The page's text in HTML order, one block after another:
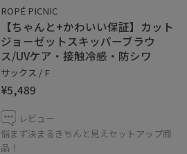
ROPÉ PICNIC
【ちゃんと+かわいい保証】カット
ジョーゼットスキッパーブラウ
ス/UVケア・接触冷感・防シワ
サックス / F
¥5,489
レビュー
悩まず決まるきちんと見えセットアップ商
品！